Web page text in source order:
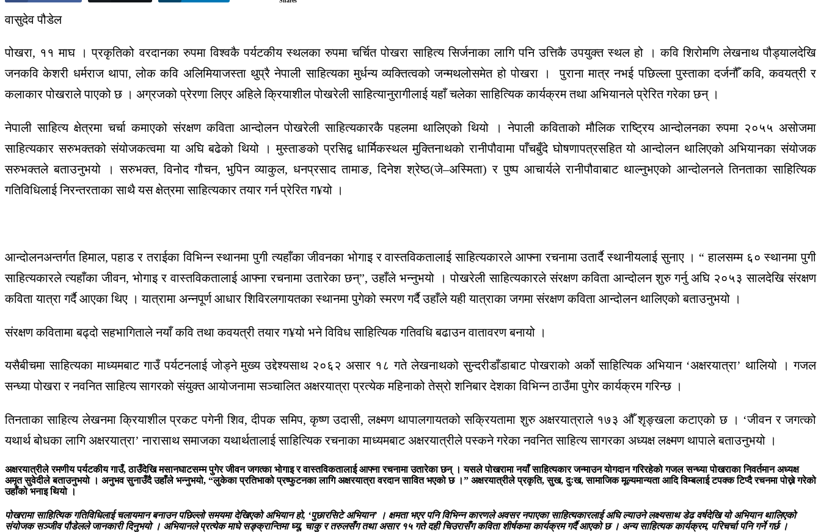
वासुदेव पौडेल
पोखरा, ११ माघ । प्रकृतिको वरदानका रुपमा विश्वकै पर्यटकीय स्थलका रुपमा चर्चित पोखरा साहित्य सिर्जनाका लागि पनि उत्तिकै उपयुक्त स्थल हो । कवि शिरोमणि लेखनाथ पौड्यालदेखि
जनकवि केशरी धर्मराज थापा, लोक कवि अलिमियाजस्ता थुप्रै नेपाली साहित्यका मुर्धन्य व्यक्तित्वको जन्मथलोसमेत हो पोखरा । पुराना मात्र नभई पछिल्ला पुस्ताका दर्जनौँ कवि, कवयत्री र
कलाकार पोखराले पाएको छ । अग्रजको प्रेरणा लिएर अहिले क्रियाशील पोखरेली साहित्यानुरागीलाई यहाँ चलेका साहित्यिक कार्यक्रम तथा अभियानले प्रेरित गरेका छन् ।
नेपाली साहित्य क्षेत्रमा चर्चा कमाएको संरक्षण कविता आन्दोलन पोखरेली साहित्यकारकै पहलमा थालिएको थियो । नेपाली कविताको मौलिक राष्ट्रिय आन्दोलनका रुपमा २०५५ असोजमा
साहित्यकार सरुभक्तको संयोजकत्वमा या अघि बढेको थियो । मुस्ताङको प्रसिद्व धार्मिकस्थल मुक्तिनाथको रानीपौवामा पाँचबुँदे घोषणापत्रसहित यो आन्दोलन थालिएको अभियानका संयोजक
सरुभक्तले बताउनुभयो । सरुभक्त, विनोद गौचन, भुपिन व्याकुल, धनप्रसाद तामाङ, दिनेश श्रेष्ठ(जे–अस्मिता) र पुष्प आचार्यले रानीपौवाबाट थाल्नुभएको आन्दोलनले तिनताका साहित्यिक
गतिविधिलाई निरन्तरताका साथै यस क्षेत्रमा साहित्यकार तयार गर्न प्रेरित ग¥यो ।
आन्दोलनअन्तर्गत हिमाल, पहाड र तराईका विभिन्न स्थानमा पुगी त्यहाँका जीवनका भोगाइ र वास्तविकतालाई साहित्यकारले आफ्ना रचनामा उतार्दै स्थानीयलाई सुनाए । “ हालसम्म ६० स्थानमा पुगी
साहित्यकारले त्यहाँका जीवन, भोगाइ र वास्तविकतालाई आफ्ना रचनामा उतारेका छन्”, उहाँले भन्नुभयो । पोखरेली साहित्यकारले संरक्षण कविता आन्दोलन शुरु गर्नु अघि २०५३ सालदेखि संरक्षण
कविता यात्रा गर्दै आएका थिए । यात्रामा अन्नपूर्ण आधार शिविरलगायतका स्थानमा पुगेको स्मरण गर्दै उहाँले यही यात्राका जगमा संरक्षण कविता आन्दोलन थालिएको बताउनुभयो ।
संरक्षण कवितामा बढ्दो सहभागिताले नयाँ कवि तथा कवयत्री तयार ग¥यो भने विविध साहित्यिक गतिवधि बढाउन वातावरण बनायो ।
यसैबीचमा साहित्यका माध्यमबाट गाउँ पर्यटनलाई जोड्ने मुख्य उद्देश्यसाथ २०६२ असार १८ गते लेखनाथको सुन्दरीडाँडाबाट पोखराको अर्को साहित्यिक अभियान ‘अक्षरयात्रा’ थालियो । गजल
सन्ध्या पोखरा र नवनित साहित्य सागरको संयुक्त आयोजनामा सञ्चालित अक्षरयात्रा प्रत्येक महिनाको तेस्रो शनिबार देशका विभिन्न ठाउँमा पुगेर कार्यक्रम गरिन्छ ।
तिनताका साहित्य लेखनमा क्रियाशील प्रकट पगेनी शिव, दीपक समिप, कृष्ण उदासी, लक्ष्मण थापालगायतको सक्रियतामा शुरु अक्षरयात्राले १७३ औँ शृङ्खला कटाएको छ । ‘जीवन र जगत्को
यथार्थ बोधका लागि अक्षरयात्रा’ नारासाथ समाजका यथार्थतालाई साहित्यिक रचनाका माध्यमबाट अक्षरयात्रीले पस्कने गरेका नवनित साहित्य सागरका अध्यक्ष लक्ष्मण थापाले बताउनुभयो ।
अक्षरयात्रीले रमणीय पर्यटकीय गाउँ, ठाउँदेखि मसानघाटसम्म पुगेर जीवन जगत्का भोगाइ र वास्तविकतालाई आफ्ना रचनामा उतारेका छन् । यसले पोखरामा नयाँ साहित्यकार जन्माउन योगदान गरिरहेको गजल सन्ध्या पोखराका निवर्तमान अध्यक्ष
अमृत सुवेदीले बताउनुभयो । अनुभव सुनाउँदै उहाँले भन्नुभयो, “लुकेका प्रतिभाको प्रष्फुटनका लागि अक्षरयात्रा वरदान सावित भएको छ ।” अक्षरयात्रीले प्रकृति, सुख, दुःख, सामाजिक मूल्यमान्यता आदि विम्बलाई टपक्क टिप्दै रचनमा पोख्ने गरेको
उहाँको भनाइ थियो ।
पोखरामा साहित्यिक गतिविधिलाई चलायमान बनाउन पछिल्लो समयमा देखिएको अभियान हो, ‘पुछारसिटे अभियान’ । क्षमता भएर पनि विभिन्न कारणले अवसर नपाएका साहित्यकारलाई अघि ल्याउने लक्ष्यसाथ डेढ वर्षदेखि यो अभियान थालिएको
संयोजक सञ्जीव पौडेलले जानकारी दिनुभयो । अभियानले प्रत्येक माघे सङ्क्रान्तिमा घ्यू, चाकु र तरुलसँग तथा असार १५ गते दही चिउरासँग कविता शीर्षकमा कार्यक्रम गर्दै आएको छ । अन्य साहित्यक कार्यक्रम, परिचर्चा पनि गर्ने गर्छ ।